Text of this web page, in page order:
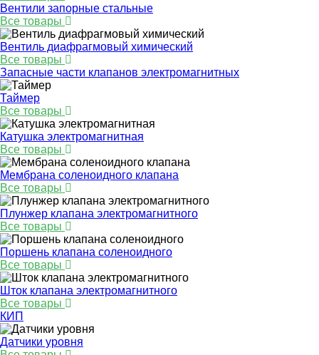
Вентили запорные стальные
Все товары
Вентиль диафрагмовый химический
Все товары
Запасные части клапанов электромагнитных
Таймер
Все товары
Катушка электромагнитная
Все товары
Мембрана соленоидного клапана
Все товары
Плунжер клапана электромагнитного
Все товары
Поршень клапана соленоидного
Все товары
Шток клапана электромагнитного
Все товары
КИП
Датчики уровня